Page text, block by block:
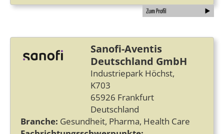
Sanofi-Aventis
Deutschland GmbH
Industriepark Höchst,
K703
65926 Frankfurt
Deutschland
Branche: Gesundheit, Pharma, Health Care